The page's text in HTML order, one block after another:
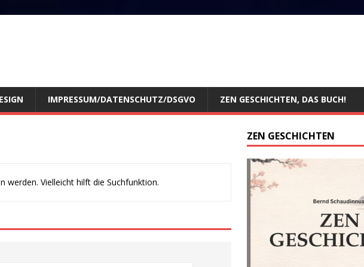
IMPRESSUM/DATENSCHUTZ/DSGVO ZEN GESCHICHTEN, DAS BUCH!
werden. Vielleicht hilft die Suchfunktion.
ZEN GESCHICHTEN